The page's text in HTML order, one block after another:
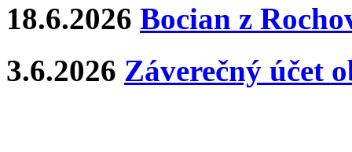
18.6.2026 Bocian z
3.6.2026 Záverečný účet